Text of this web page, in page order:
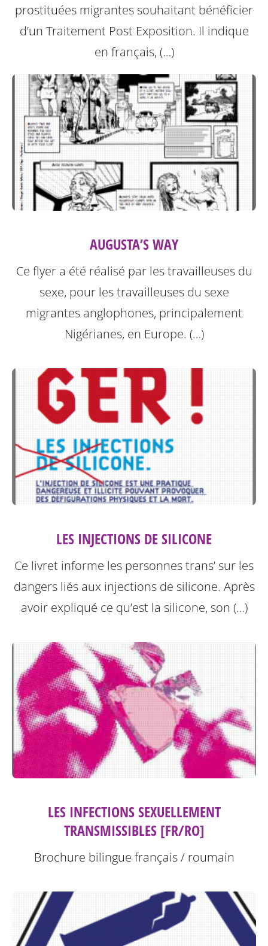
prostituées migrantes souhaitant bénéficier
d’un Traitement Post Exposition. Il indique
en français, (…)
AUGUSTA’S WAY
Ce flyer a été réalisé par les travailleuses du
sexe, pour les travailleuses du sexe
migrantes anglophones, principalement
Nigérianes, en Europe. (…)
LES INJECTIONS DE SILICONE
Ce livret informe les personnes trans’ sur les
dangers liés aux injections de silicone. Après
avoir expliqué ce qu’est la silicone, son (…)
LES INFECTIONS SEXUELLEMENT
TRANSMISSIBLES [FR/RO]
Brochure bilingue français / roumain